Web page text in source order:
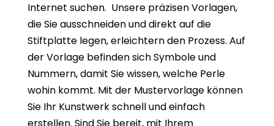
Internet suchen. Unsere präzisen Vorlagen,
die Sie ausschneiden und direkt auf die
Stiftplatte legen, erleichtern den Prozess. Auf
der Vorlage befinden sich Symbole und
Nummern, damit Sie wissen, welche Perle
wohin kommt. Mit der Mustervorlage können
Sie Ihr Kunstwerk schnell und einfach